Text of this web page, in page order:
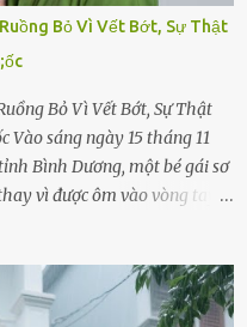
Bỏ Vì Vết Bớt, Sự Thật
Bỏ Vì Vết Bớt, Sự Thật
Vào sáng ngày 15 tháng 11
Bình Dương, một bé gái sơ
vì được ôm vào vòng tay
Tùng xem như điềm gở. Ông
ở Bình Dương, cùng vợ là